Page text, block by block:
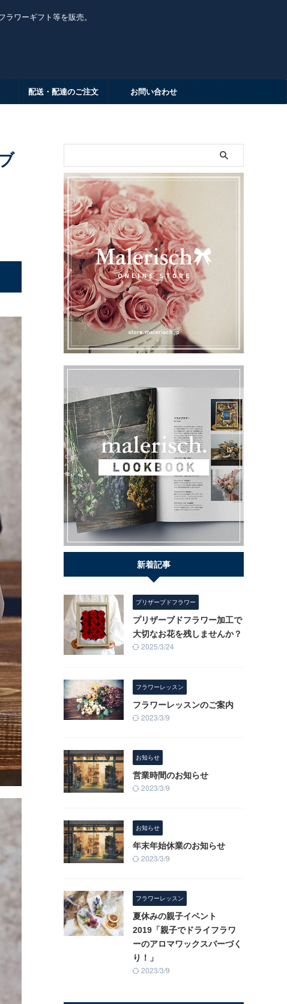
ワーギフト等を販売。
配送・配達のご注文 お問い合わせ
新着記事
プリザーブドフラワー
プリザーブドフラワー加工で
大切なお花を残しませんか？
2025/3/24
フラワーレッスン
フラワーレッスンのご案内
2023/3/9
お知らせ
営業時間のお知らせ
2023/3/9
お知らせ
年末年始休業のお知らせ
2023/3/9
フラワーレッスン
夏休みの親子イベント
2019「親子でドライフラワ
ーのアロマワックスバーづく
り！」
2023/3/9